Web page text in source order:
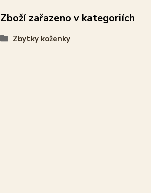
Zboží zařazeno v kategoriích
Zbytky koženky